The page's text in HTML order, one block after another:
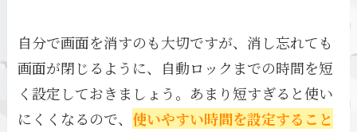
自分で画面を消すのも大切ですが、消し忘れても
画面が閉じるように、自動ロックまでの時間を短
く設定しておきましょう。あまり短すぎると使い
にくくなるので、 使いやすい時間を設定すること